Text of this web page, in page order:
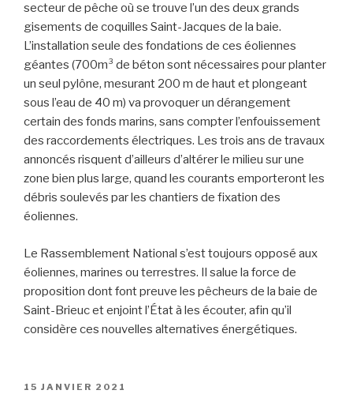
secteur de pêche où se trouve l’un des deux grands
gisements de coquilles Saint-Jacques de la baie.
L’installation seule des fondations de ces éoliennes
géantes (700m³ de béton sont nécessaires pour planter
un seul pylône, mesurant 200 m de haut et plongeant
sous l’eau de 40 m) va provoquer un dérangement
certain des fonds marins, sans compter l’enfouissement
des raccordements électriques. Les trois ans de travaux
annoncés risquent d’ailleurs d’altérer le milieu sur une
zone bien plus large, quand les courants emporteront les
débris soulevés par les chantiers de fixation des
éoliennes.
Le Rassemblement National s’est toujours opposé aux
éoliennes, marines ou terrestres. Il salue la force de
proposition dont font preuve les pêcheurs de la baie de
Saint-Brieuc et enjoint l’État à les écouter, afin qu’il
considère ces nouvelles alternatives énergétiques.
PUBLIÉ
15 JANVIER 2021